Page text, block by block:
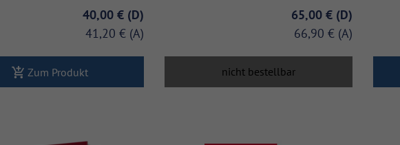
40,00 €
41,20 €
Zum Produkt
65,00 €
66,90 €
nicht bestellbar